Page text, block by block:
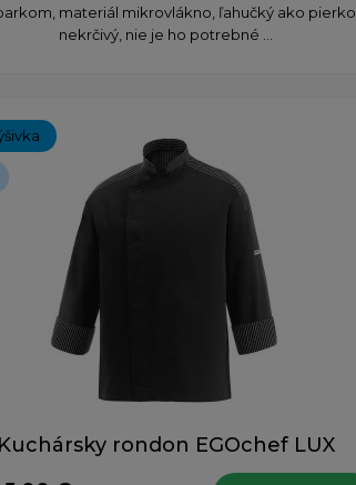
materiál mikrovlákno, ľahučký ako pierko,
nekrčivý, nie je ho potrebné ...
Kuchársky rondon EGOchef LUX